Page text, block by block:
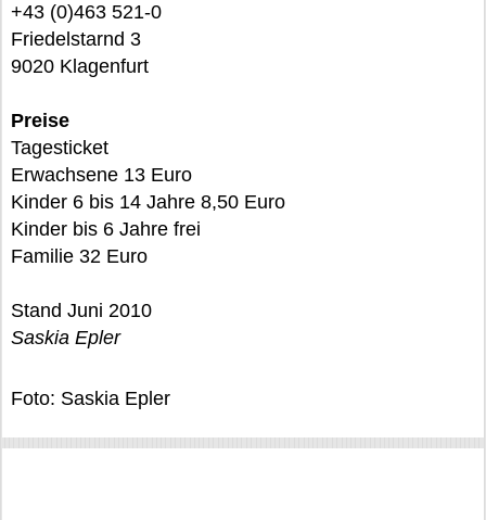
+43 (0)463 521-0
Friedelstarnd 3
9020 Klagenfurt
Preise
Tagesticket
Erwachsene 13 Euro
Kinder 6 bis 14 Jahre 8,50 Euro
Kinder bis 6 Jahre frei
Familie 32 Euro
Stand Juni 2010
Saskia Epler
Foto: Saskia Epler